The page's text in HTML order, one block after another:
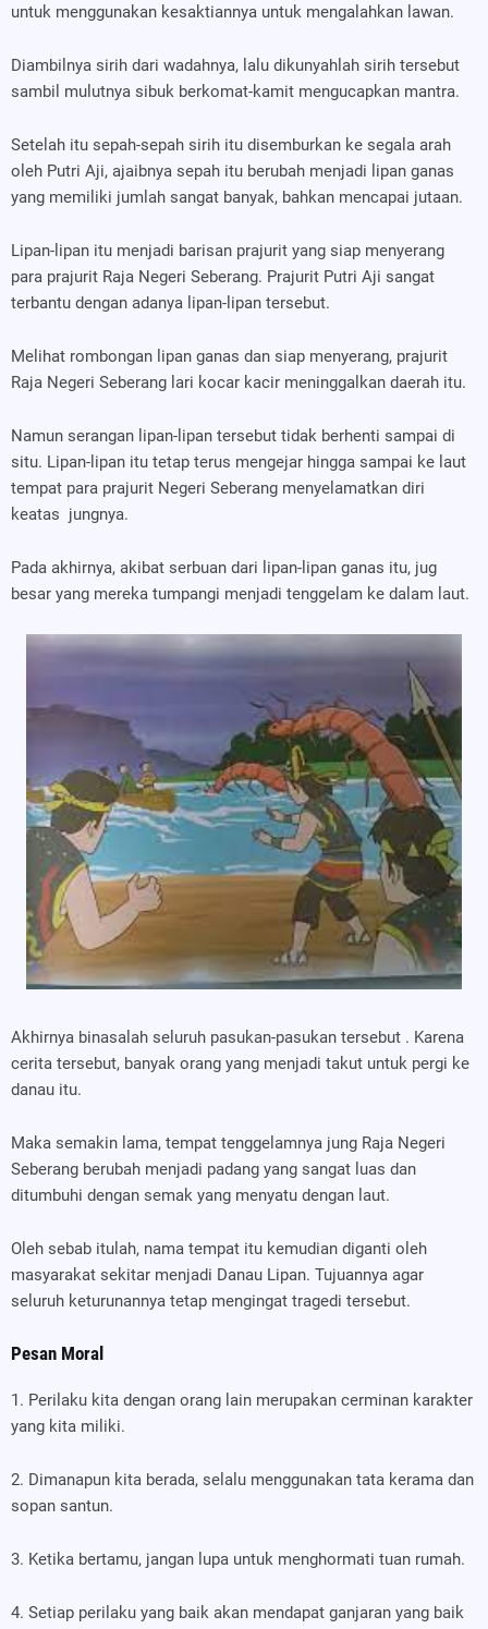
untuk menggunakan kesaktiannya untuk mengalahkan lawan.
Diambilnya sirih dari wadahnya, lalu dikunyahlah sirih tersebut
sambil mulutnya sibuk berkomat-kamit mengucapkan mantra.
Setelah itu sepah-sepah sirih itu disemburkan ke segala arah
oleh Putri Aji, ajaibnya sepah itu berubah menjadi lipan ganas
yang memiliki jumlah sangat banyak, bahkan mencapai jutaan.
Lipan-lipan itu menjadi barisan prajurit yang siap menyerang
para prajurit Raja Negeri Seberang. Prajurit Putri Aji sangat
terbantu dengan adanya lipan-lipan tersebut.
Melihat rombongan lipan ganas dan siap menyerang, prajurit
Raja Negeri Seberang lari kocar kacir meninggalkan daerah itu.
Namun serangan lipan-lipan tersebut tidak berhenti sampai di
situ. Lipan-lipan itu tetap terus mengejar hingga sampai ke laut
tempat para prajurit Negeri Seberang menyelamatkan diri
keatas jungnya.
Pada akhirnya, akibat serbuan dari lipan-lipan ganas itu, jug
besar yang mereka tumpangi menjadi tenggelam ke dalam laut.
Akhirnya binasalah seluruh pasukan-pasukan tersebut . Karena
cerita tersebut, banyak orang yang menjadi takut untuk pergi ke
danau itu.
Maka semakin lama, tempat tenggelamnya jung Raja Negeri
Seberang berubah menjadi padang yang sangat luas dan
ditumbuhi dengan semak yang menyatu dengan laut.
Oleh sebab itulah, nama tempat itu kemudian diganti oleh
masyarakat sekitar menjadi Danau Lipan. Tujuannya agar
seluruh keturunannya tetap mengingat tragedi tersebut.
Pesan Moral
1. Perilaku kita dengan orang lain merupakan cerminan karakter
yang kita miliki.
2. Dimanapun kita berada, selalu menggunakan tata kerama dan
sopan santun.
3. Ketika bertamu, jangan lupa untuk menghormati tuan rumah.
4. Setiap perilaku yang baik akan mendapat ganjaran yang baik